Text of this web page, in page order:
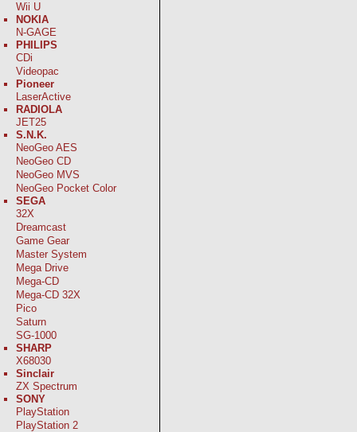
Wii U
NOKIA
N-GAGE
PHILIPS
CDi
Videopac
Pioneer
LaserActive
RADIOLA
JET25
S.N.K.
NeoGeo AES
NeoGeo CD
NeoGeo MVS
NeoGeo Pocket Color
SEGA
32X
Dreamcast
Game Gear
Master System
Mega Drive
Mega-CD
Mega-CD 32X
Pico
Saturn
SG-1000
SHARP
X68030
Sinclair
ZX Spectrum
SONY
PlayStation
PlayStation 2